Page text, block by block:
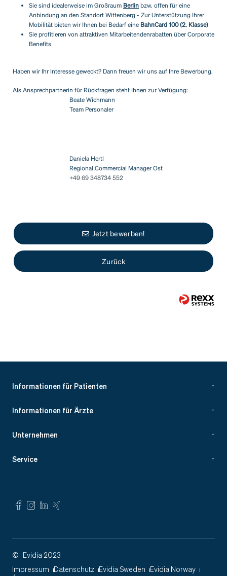
Sie sind idealerweise im Großraum Berlin bzw. offen für eine
Anbindung an den Standort Wittenberg - Zur Unterstützung Ihrer
Mobilität bieten wir Ihnen bei Bedarf eine BahnCard 100 (2. Klasse)
Sie profitieren von attraktiven Mitarbeitendenrabatten über Corporate
Benefits
Haben wir Ihr Interesse geweckt? Dann freuen wir uns auf Ihre Bewerbung.
Als Ansprechpartnerin für Rückfragen steht Ihnen zur Verfügung:
Beate Wichmann
Team Personaler
Daniela Hertl
Regional Commercial Manager Ost
+49 69 348734 552
Zurück
Jetzt bewerben!
Informationen für Patienten
Informationen für Ärzte
Unternehmen
Service
Impressum Datenschutz Evidia Sweden
Evidia Norway
© Evidia 2023